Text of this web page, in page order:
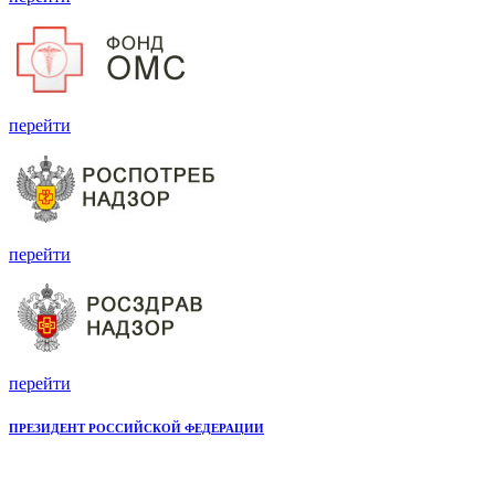
перейти
перейти
перейти
ПРЕЗИДЕНТ РОССИЙСКОЙ ФЕДЕРАЦИИ